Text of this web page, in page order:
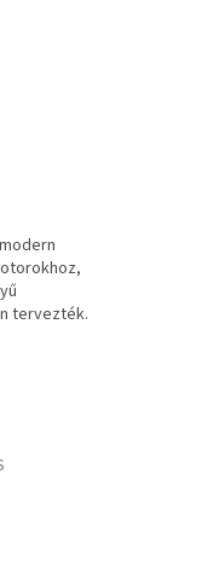
tervezték.